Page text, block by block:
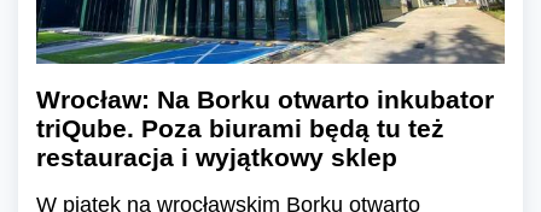
Wrocław: Na Borku otwarto inkubator
triQube. Poza biurami będą tu też
restauracja i wyjątkowy sklep
W piątek na wrocławskim Borku otwarto